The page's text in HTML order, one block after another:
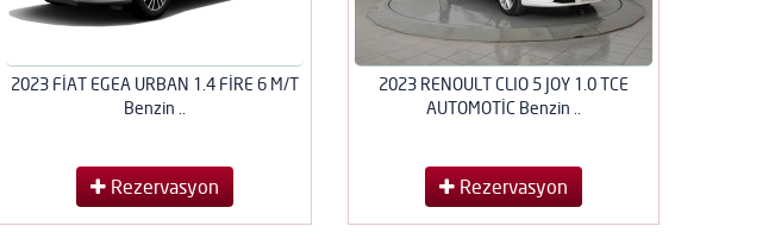
2023 FİAT EGEA URBAN 1.4 FİRE 6 M/T
Benzin ..
Rezervasyon
2023 RENOULT CLIO 5 JOY 1.0 TCE
AUTOMOTİC Benzin ..
Rezervasyon